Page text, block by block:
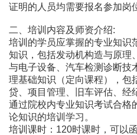
证明的人员均需要报名参加岗
二、培训内容及师资介绍:
培训的学员应掌握的专业知识
知识，包括发动机构造与原理
与电子设备、汽车检测诊断技
理基础知识（定向课程），包
贷、项目管理、旧车评估、经
通过院校内专业知识考试合格
论知识的培训学习。
培训课时：120时课时，可以函